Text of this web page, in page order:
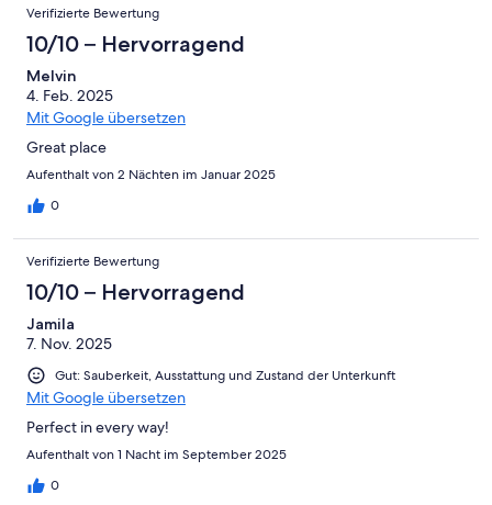
Verifizierte Bewertung
10/10 – Hervorragend
Melvin
4. Feb. 2025
Mit Google übersetzen
Great place
Aufenthalt von 2 Nächten im Januar 2025
0
Verifizierte Bewertung
10/10 – Hervorragend
Jamila
7. Nov. 2025
Gut: Sauberkeit, Ausstattung und Zustand der Unterkunft
Mit Google übersetzen
Perfect in every way!
Aufenthalt von 1 Nacht im September 2025
0